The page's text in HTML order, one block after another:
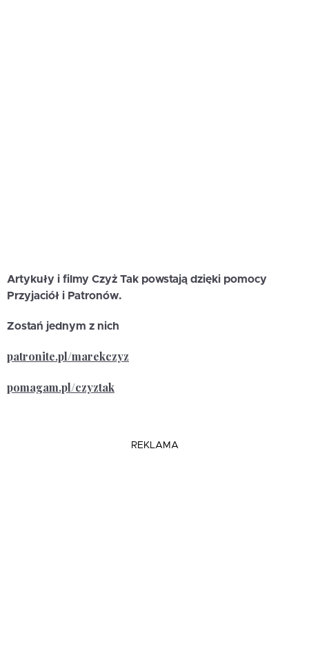
Artykuły i filmy Czyż Tak powstają dzięki pomocy
Przyjaciół i Patronów.
Zostań jednym z nich
patronite.pl/marekczyz
pomagam.pl/czyztak
REKLAMA